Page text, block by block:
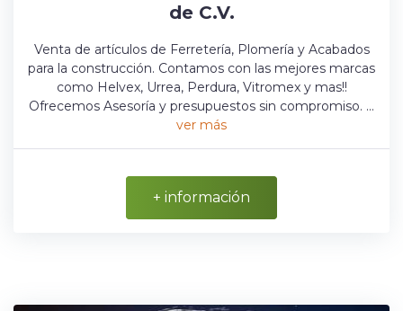
de C.V.
Venta de artículos de Ferretería, Plomería y Acabados
para la construcción. Contamos con las mejores marcas
como Helvex, Urrea, Perdura, Vitromex y mas!!
Ofrecemos Asesoría y presupuestos sin compromiso. ...
ver más
+ información